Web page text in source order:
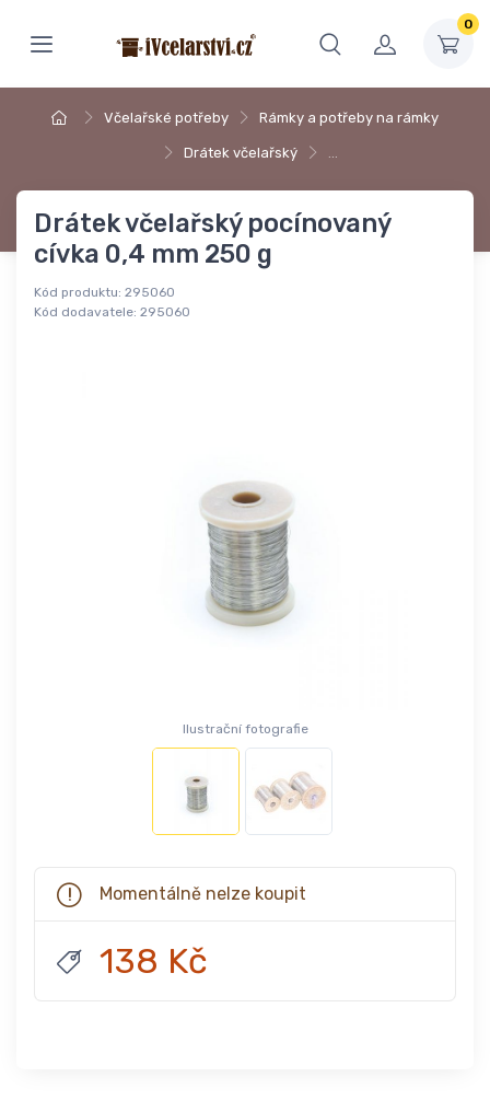
0
Včelařské potřeby Rámky a potřeby na rámky
Drátek včelařský …
Drátek včelařský pocínovaný
cívka 0,4 mm 250 g
Kód produktu: 295060
Kód dodavatele: 295060
Ilustrační fotografie
Momentálně nelze koupit
138 Kč